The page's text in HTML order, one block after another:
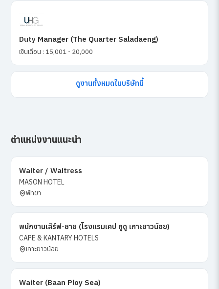
Duty Manager (The Quarter Saladaeng)
เงินเดือน : 15,001 - 20,000
ดูงานทั้งหมดในบริษัทนี้
ตำแหน่งงานแนะนำ
Waiter / Waitress
MASON HOTEL
พัทยา
พนักงานเสิร์ฟ-ชาย (โรงแรมเคป กูดู เกาะยาวน้อย)
CAPE & KANTARY HOTELS
เกาะยาวน้อย
Waiter (Baan Ploy Sea)